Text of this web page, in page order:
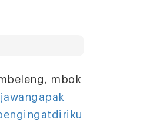
mbok